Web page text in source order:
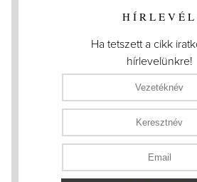
HÍRLEVÉL
Ha tetszett a cikk
hírlevelünkre!